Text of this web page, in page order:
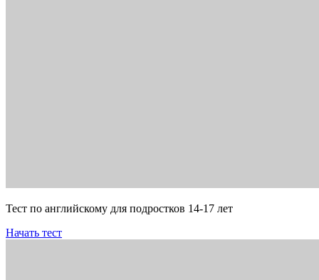
Тест по английскому для подростков 14-17 лет
Начать тест